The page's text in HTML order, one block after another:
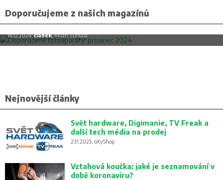
Doporučujeme z našich magazínů
Doporučené fotoaparáty: prosinec 2024
18.12.2024,článek, Milan Šurkala
Nejnovější články
Svět hardware, Digimanie, TV Freak a
další tech média na prodej
23.1.2025, oXyShop
Vztahová koučka: jaké je seznamování v
době koronaviru?